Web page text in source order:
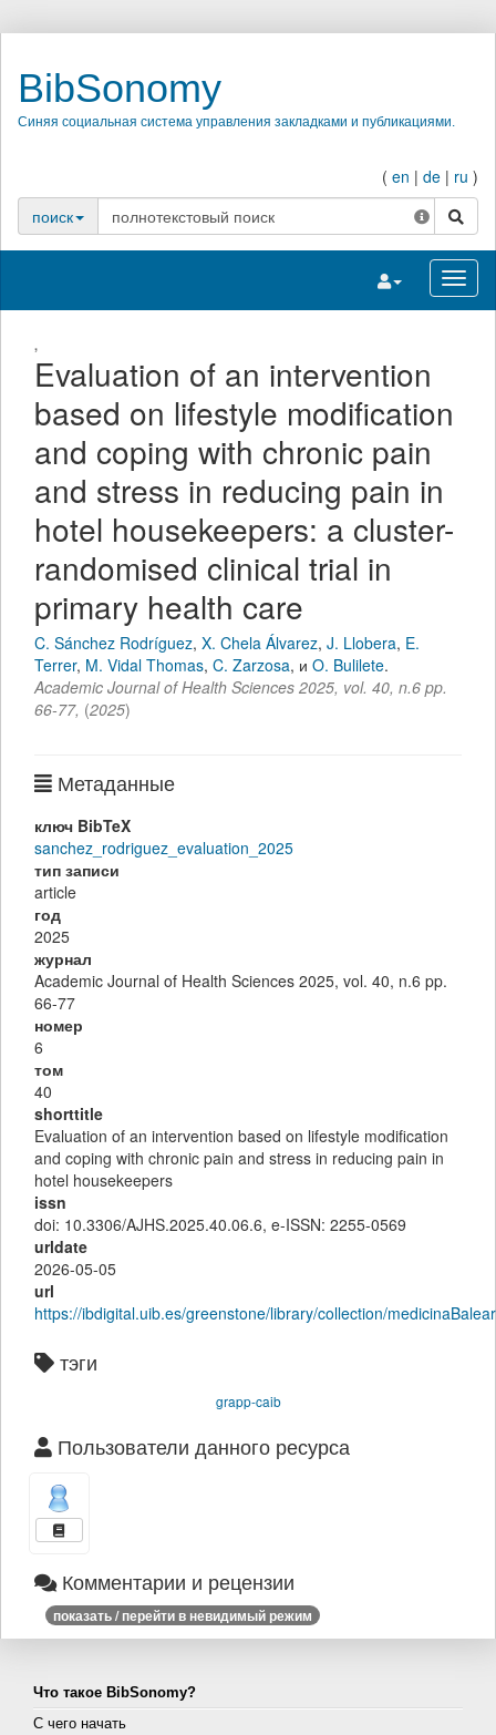
BibSonomy
Синяя социальная система управления закладками и публикациями.
( en | de | ru )
поиск
поиск
Переключить
,
Evaluation of an intervention
based on lifestyle modification
and coping with chronic pain
and stress in reducing pain in
hotel housekeepers: a cluster-
randomised clinical trial in
primary health care
C. Sánchez Rodríguez, X. Chela Álvarez, J. Llobera, E.
Terrer, M. Vidal Thomas, C. Zarzosa, и O. Bulilete.
Academic Journal of Health Sciences 2025, vol. 40, n.6 pp.
66-77, (2025)
Метаданные
ключ BibTeX
sanchez_rodriguez_evaluation_2025
тип записи
article
год
2025
журнал
Academic Journal of Health Sciences 2025, vol. 40, n.6 pp.
66-77
номер
6
том
40
shorttitle
Evaluation of an intervention based on lifestyle modification
and coping with chronic pain and stress in reducing pain in
hotel housekeepers
issn
doi: 10.3306/AJHS.2025.40.06.6, e-ISSN: 2255-0569
urldate
2026-05-05
url
https://ibdigital.uib.es/greenstone/library/collection/
тэги
grapp-caib
Пользователи данного ресурса
Комментарии и рецензии
показать / перейти в невидимый режим
Что такое BibSonomy?
С чего начать